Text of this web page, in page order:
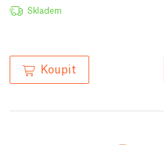
Skladem
Koupit